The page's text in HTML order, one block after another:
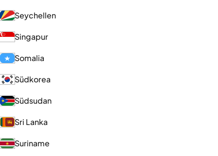
Seychellen
Singapur
Somalia
Südkorea
Südsudan
Sri Lanka
Suriname